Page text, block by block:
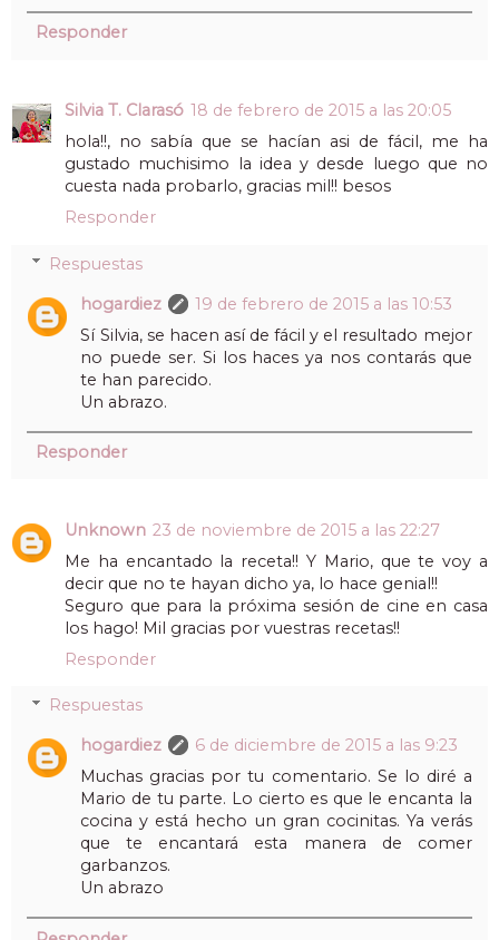
Responder
Silvia T. Clarasó 18 de febrero de 2015 a las 20:05
hola!!, no sabía que se hacían asi de fácil, me ha
gustado muchisimo la idea y desde luego que no
cuesta nada probarlo, gracias mil!! besos
Responder
Respuestas
hogardiez
19 de febrero de 2015 a las 10:53
Sí Silvia, se hacen así de fácil y el resultado mejor
no puede ser. Si los haces ya nos contarás que
te han parecido.
Un abrazo.
Responder
Unknown 23 de noviembre de 2015 a las 22:27
Me ha encantado la receta!! Y Mario, que te voy a
decir que no te hayan dicho ya, lo hace genial!!
Seguro que para la próxima sesión de cine en casa
los hago! Mil gracias por vuestras recetas!!
Responder
Respuestas
hogardiez
6 de diciembre de 2015 a las 9:23
Muchas gracias por tu comentario. Se lo diré a
Mario de tu parte. Lo cierto es que le encanta la
cocina y está hecho un gran cocinitas. Ya verás
que te encantará esta manera de comer
garbanzos.
Un abrazo